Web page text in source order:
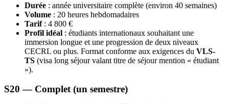
Durée : année universitaire complète (environ 40 semaines)
Volume : 20 heures hebdomadaires
Tarif: 4 800 €
Profil idéal : étudiants internationaux souhaitant une
immersion longue et une progression de deux niveaux
CECRL ou plus. Format conforme aux exigences du VLS-
TS (visa long séjour valant titre de séjour mention « étudiant
»).
S20 — Complet (un semestre)